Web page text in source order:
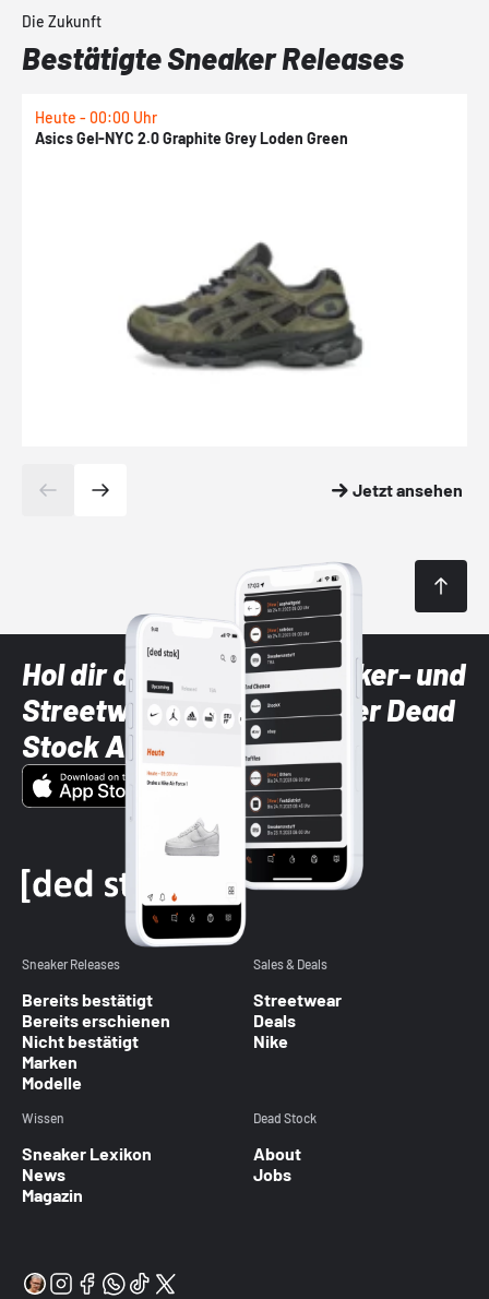
Die Zukunft
Bestätigte Sneaker Releases
Heute - 00:00 Uhr
Asics Gel-NYC 2.0 Graphite Grey Loden Green
Jetzt ansehen
Hol dir die neuesten Sneaker- und
Streetwear-Brands mit der Dead
Stock App
Sneaker Releases
Bereits bestätigt
Bereits erschienen
Nicht bestätigt
Marken
Modelle
Sales & Deals
Streetwear
Deals
Nike
Wissen
Sneaker Lexikon
News
Magazin
Dead Stock
About
Jobs